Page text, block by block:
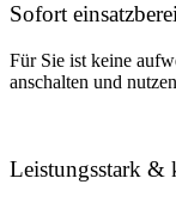
Sofort
Für Sie ist keine
anschalten und
Leistungsstark &